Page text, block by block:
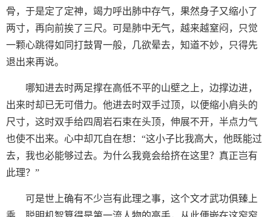
骨，于是定了定神，竭力呼出肺中存气，果然身子又缩小了
两寸，再向前挨了三尺。可是肺中无气，越来越窒闷，只觉
一颗心跳得如同打鼓胃一般，几欲晕去，知道不妙，只得先
退出来再说。
哪知进去时两足撑在高低不平的山壁之上，边撑边进，
出来时却已无可借力。他进去时双手过顶，以便缩小肩头的
尺寸，这时双手给四周岩石束在头顶，伸展不开，半点力气
也使不出来。心中却兀自在想：“这小子比我高大，他既能过
去，我也必能够过去。为什么我竟会给挤在这里？真正岂有
此理？”
可是世上确有不少岂有此理之事，这个文才武功俱臻上